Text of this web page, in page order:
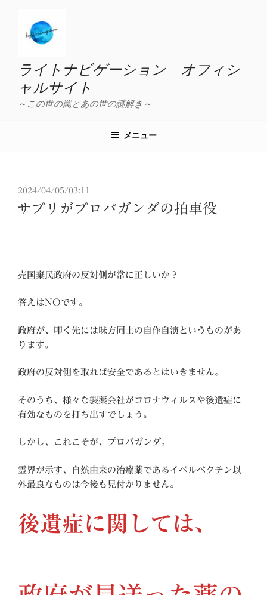
ライトナビゲーション オフィシ
ャルサイト
～この世の罠とあの世の謎解き～
メニュー
投
稿
日:
2024/04/05/03:11
サプリがプロパガンダの拍車役
売国棄民政府の反対側が常に正しいか？
答えはNOです。
政府が、叩く先には味方同士の自作自演というものがあ
ります。
政府の反対側を取れば安全であるとはいきません。
そのうち、様々な製薬会社がコロナウィルスや後遺症に
有効なものを打ち出すでしょう。
しかし、これこそが、プロパガンダ。
霊界が示す、自然由来の治療薬であるイベルベクチン以
外最良なものは今後も見付かりません。
後遺症に関しては、